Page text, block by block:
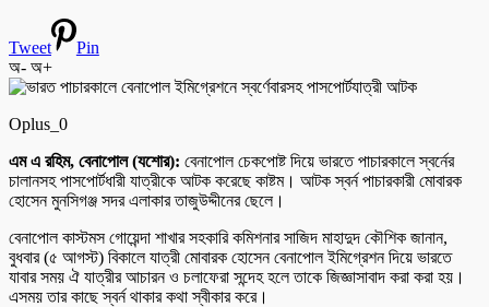
Tweet
Pin
অ- অ+
Oplus_0
এম এ রহিম, বেনাপোল (যশোর): বেনাপোল চেকপোষ্ট দিয়ে ভারতে পাচারকালে স্বর্নের
চালানসহ পাসপোর্টধারী যাত্রীকে আটক করেছে কাষ্টম। আটক স্বর্ন পাচারকারী মোবারক
হোসেন মুনসিগঞ্জ সদর এলাকার তাজুউদ্দীনের ছেলে।
বেনাপোল কাস্টমস গোয়েন্দা শাখার সহকারি কমিশনার সাজিদ মাহাদুদ কৌশিক জানান,
বুধবার (৫ আগস্ট) বিকালে যাত্রী মোবারক হোসেন বেনাপোল ইমিগ্রেশন দিয়ে ভারতে
যাবার সময় ঐ যাত্রীর আচারন ও চলাফেরা সন্দেহ হলে তাকে জিজ্ঞাসাবাদ করা করা হয়।
এসময় তার কাছে স্বর্ন থাকার কথা স্বীকার করে।